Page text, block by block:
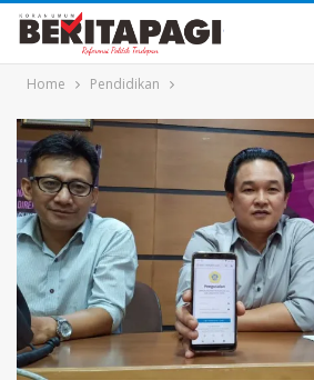
Home Pendidikan